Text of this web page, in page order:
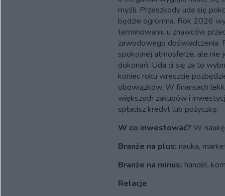
myśli. Przeszkody uda się
będzie ogromna. Rok 2026
terminowaniu u znawców
zawodowego doświadczenia.
spokojnej atmosferze, ale nie
dokonań. Uda ci się za to
koniec roku wreszcie
obowiązków. W finansach
większych zakupów i
spłacisz kredyt lub pożyczkę.
W co inwestować? W
Branże na plus: nauka,
Branże na minus: handel,
Relacje